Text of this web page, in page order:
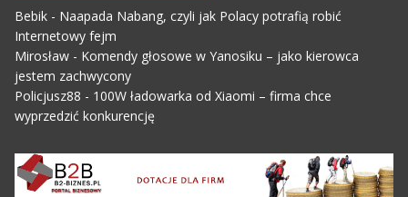
Bebik- Naapada Nabang, czyli jak Polacy potrafią robić
Internetowy fejm
Mirosław- Komendy głosowe w Yanosiku – jako kierowca
jestem zachwycony
Policjusz88 - 100W ładowarka od Xiaomi – firma chce
wyprzedzić konkurencję